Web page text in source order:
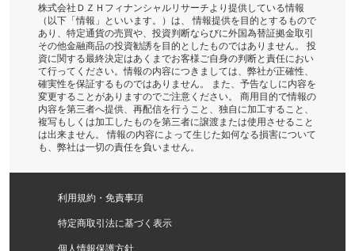
株式会社ＤＺＨフィナンシャルリサーチより提供している情報
（以下「情報」といいます。）は、 情報提供を目的とするもので
あり、特定通貨の売買や、投資判断ならびに外国為替証拠金取引
その他金融商品の投資勧誘を目的としたものではありません。 投
資に関する最終決定はあくまでお客様ご自身の判断と責任におい
て行ってください。情報の内容につきましては、弊社が正確性、
確実性を保証するものではありません。 また、予告なしに内容を
変更することがありますのでご注意ください。 商用目的で情報の
内容を第三者へ提供、再配信を行うこと、独自に加工すること、
複写もしくは加工したものを第三者に譲渡または使用させること
は出来ません。 情報の内容によって生じた如何なる損害について
も、弊社は一切の責任を負いません。
利用規約・免責事項
特定商取引法に基づく表示
個人情報保護方針